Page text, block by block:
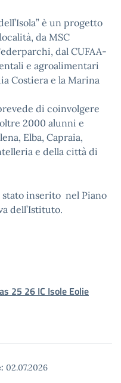
è un progetto
da MSC
dal CUFAA-
e agroalimentari
Costiera e la Marina
di coinvolgere
2000 alunni e
Elba, Capraia,
e della città di
inserito nel Piano
dell’Istituto.
25 26 IC Isole Eolie
02.07.2026